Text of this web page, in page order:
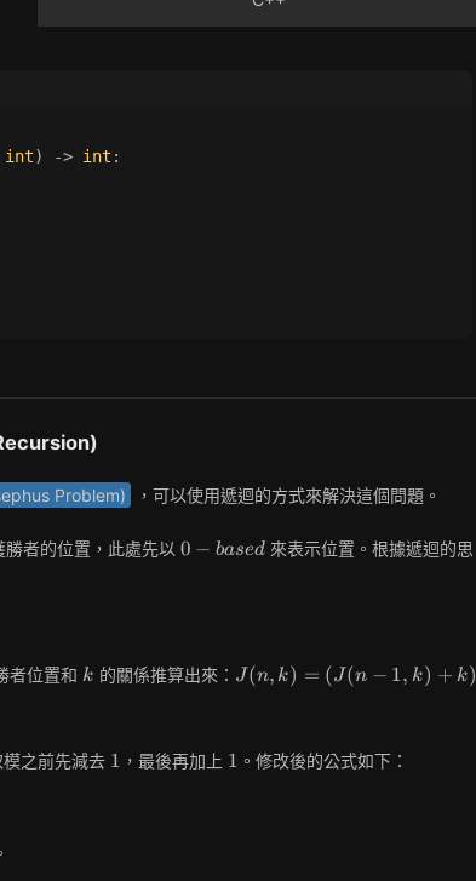
int) -> int :
Problem) ，可以使用遞迴的方式來解決這個問題。
勝者的位置，此處先以 0-
0 − based 來表示位置。根據遞迴的思
者位置和 k
k 的關係推算出來：
J(n, k)
+ k)
J(n, k) = (J(n − 1, k) + k)
之前先減去 11 ，最後再加上 11 。修改後的公式如下：